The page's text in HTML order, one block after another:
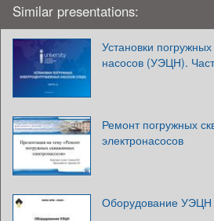
Similar presentations:
Установки
насосов (УЭЦН).
Ремонт погружных
электронасосов
Оборудование УЭЦН